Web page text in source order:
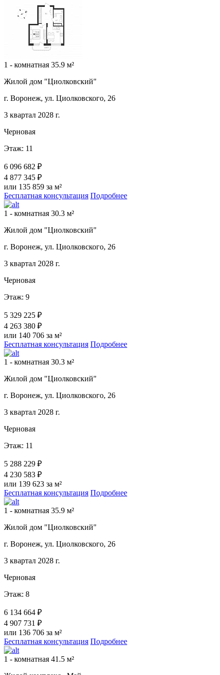
1 - комнатная 35.9 м²
Жилой дом "Циолковский"
г. Воронеж, ул. Циолковского, 26
3 квартал 2028 г.
Черновая
Этаж: 11
6 096 682 ₽
4 877 345 ₽
или 135 859 за м²
Бесплатная консультация Подробнее
1 - комнатная 30.3 м²
Жилой дом "Циолковский"
г. Воронеж, ул. Циолковского, 26
3 квартал 2028 г.
Черновая
Этаж: 9
5 329 225 ₽
4 263 380 ₽
или 140 706 за м²
Бесплатная консультация Подробнее
1 - комнатная 30.3 м²
Жилой дом "Циолковский"
г. Воронеж, ул. Циолковского, 26
3 квартал 2028 г.
Черновая
Этаж: 11
5 288 229 ₽
4 230 583 ₽
или 139 623 за м²
Бесплатная консультация Подробнее
1 - комнатная 35.9 м²
Жилой дом "Циолковский"
г. Воронеж, ул. Циолковского, 26
3 квартал 2028 г.
Черновая
Этаж: 8
6 134 664 ₽
4 907 731 ₽
или 136 706 за м²
Бесплатная консультация Подробнее
1 - комнатная 41.5 м²